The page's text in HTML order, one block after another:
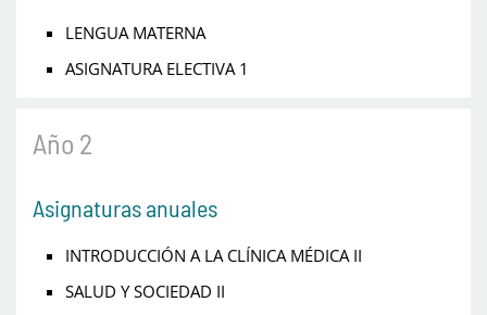
LENGUA MATERNA
ASIGNATURA ELECTIVA 1
Año 2
Asignaturas anuales
INTRODUCCIÓN A LA CLÍNICA MÉDICA II
SALUD Y SOCIEDAD II